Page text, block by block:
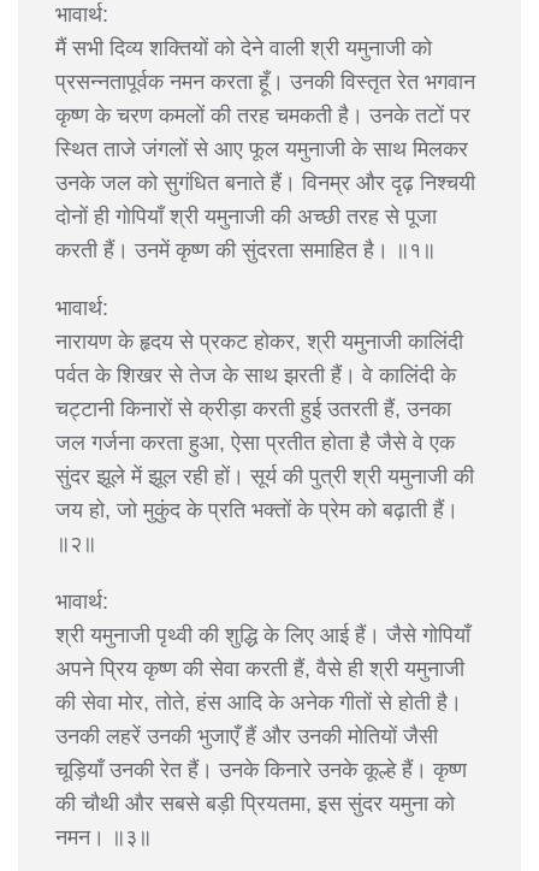
भावार्थ:
मैं सभी दिव्य शक्तियों को देने वाली श्री यमुनाजी को
प्रसन्नतापूर्वक नमन करता हूँ। उनकी विस्तृत रेत भगवान
कृष्ण के चरण कमलों की तरह चमकती है। उनके तटों पर
स्थित ताजे जंगलों से आए फूल यमुनाजी के साथ मिलकर
उनके जल को सुगंधित बनाते हैं। विनम्र और दृढ़ निश्चयी
दोनों ही गोपियाँ श्री यमुनाजी की अच्छी तरह से पूजा
करती हैं। उनमें कृष्ण की सुंदरता समाहित है। ॥१॥
भावार्थ:
नारायण के हृदय से प्रकट होकर, श्री यमुनाजी कालिंदी
पर्वत के शिखर से तेज के साथ झरती हैं। वे कालिंदी के
चट्टानी किनारों से क्रीड़ा करती हुई उतरती हैं, उनका
जल गर्जना करता हुआ, ऐसा प्रतीत होता है जैसे वे एक
सुंदर झूले में झूल रही हों। सूर्य की पुत्री श्री यमुनाजी की
जय हो, जो मुकुंद के प्रति भक्तों के प्रेम को बढ़ाती हैं।
॥२॥
भावार्थ:
श्री यमुनाजी पृथ्वी की शुद्धि के लिए आई हैं। जैसे गोपियाँ
अपने प्रिय कृष्ण की सेवा करती हैं, वैसे ही श्री यमुनाजी
की सेवा मोर, तोते, हंस आदि के अनेक गीतों से होती है।
उनकी लहरें उनकी भुजाएँ हैं और उनकी मोतियों जैसी
चूड़ियाँ उनकी रेत हैं। उनके किनारे उनके कूल्हे हैं। कृष्ण
की चौथी और सबसे बड़ी प्रियतमा, इस सुंदर यमुना को
नमन। ॥३॥